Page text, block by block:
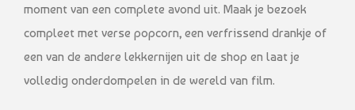
moment van een complete avond uit. Maak je bezoek
compleet met verse popcorn, een verfrissend drankje of
een van de andere lekkernijen uit de shop en laat je
volledig onderdompelen in de wereld van film.